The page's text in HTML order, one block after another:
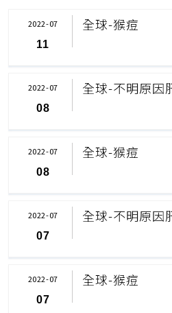
全球-猴痘
2022-07
11
全球-不明原因
2022-07
08
全球-猴痘
2022-07
08
全球-不明原因
2022-07
07
全球-猴痘
2022-07
07